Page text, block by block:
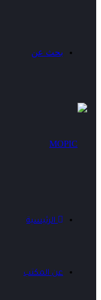
بحث عن
الرئيسية
عن المكتب